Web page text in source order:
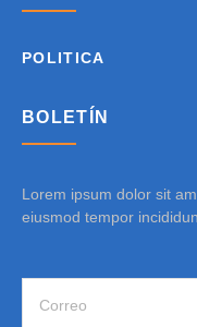
POLITICA
BOLETÍN
Lorem ipsum dolor sit
eiusmod tempor